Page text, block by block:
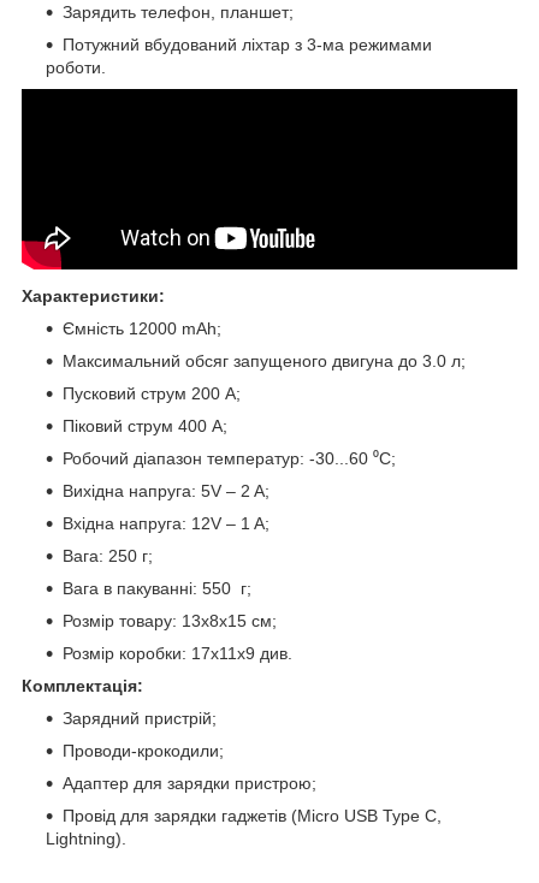
Зарядить телефон, планшет;
Потужний вбудований ліхтар з 3-ма режимами
роботи.
Характеристики:
Ємність 12000 mAh;
Максимальний обсяг запущеного двигуна до 3.0 л;
Пусковий струм 200 А;
Піковий струм 400 А;
Робочий діапазон температур: -30...60 ⁰С;
Вихідна напруга: 5V – 2 A;
Вхідна напруга: 12V – 1 A;
Вага: 250 г;
Вага в пакуванні: 550 г;
Розмір товару: 13х8х15 см;
Розмір коробки: 17х11х9 див.
Комплектація:
Зарядний пристрій;
Проводи-крокодили;
Адаптер для зарядки пристрою;
Провід для зарядки гаджетів (Micro USB Type C,
Lightning).